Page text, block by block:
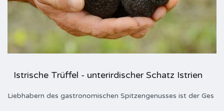
Istrische Trüffel - unterirdischer Schatz Istrien
Liebhabern des gastronomischen Spitzengenusses ist der Ges